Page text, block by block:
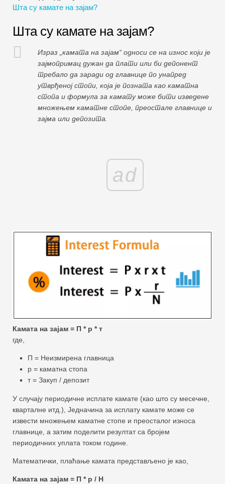
Водичи за финансијско моделирање
Пуни облик
Водичи за управљање ризиком
Шта су камате на зајам?
Шта су камате на зајам?
Израз „камата на зајам“ односи се на износ који је
зајмопримац дужан да плати или би депонент
требало да заради од главнице по унапред
утврђеној стопи, која је позната као каматна
стопа и формула за камату може бити изведене
множењем каматне стопе, преостале главнице и
зајма или депозита.
ad
Камата на зајам = П * р * т
где,
П = Неизмирена главница
р = каматна стопа
т = Закуп / депозит
У случају периодичне исплате камате (као што су месечне,
кварталне итд.), Једначина за исплату камате може се
извести множењем каматне стопе и преосталог износа
главнице, а затим поделити резултат са бројем
периодичних уплата током године.
Математички, плаћање камата представљено је као,
Камата на зајам = П * р / Н